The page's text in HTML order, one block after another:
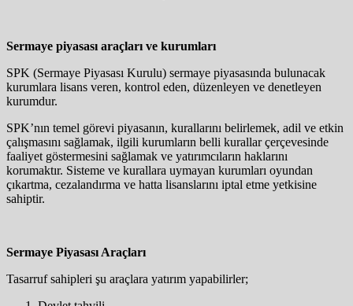
Sermaye piyasası araçları ve kurumları
SPK (Sermaye Piyasası Kurulu) sermaye piyasasında bulunacak
kurumlara lisans veren, kontrol eden, düzenleyen ve denetleyen
kurumdur.
SPK’nın temel görevi piyasanın, kurallarını belirlemek, adil ve etkin
çalışmasını sağlamak, ilgili kurumların belli kurallar çerçevesinde
faaliyet göstermesini sağlamak ve yatırımcıların haklarını
korumaktır. Sisteme ve kurallara uymayan kurumları oyundan
çıkartma, cezalandırma ve hatta lisanslarını iptal etme yetkisine
sahiptir.
Sermaye Piyasası Araçları
Tasarruf sahipleri şu araçlara yatırım yapabilirler;